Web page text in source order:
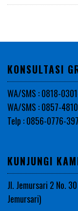
KONSULTASI
WA/SMS : 0818-
WA/SMS : 0857-
Telp : 0856-0776-
KUNJUNGI
Jl. Jemursari 2 No.
Jemursari)